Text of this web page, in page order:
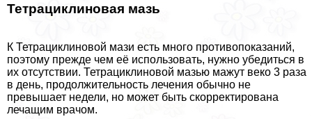
Тетрациклиновая мазь
К Тетрациклиновой мази есть много противопоказаний,
поэтому прежде чем её использовать, нужно убедиться в
их отсутствии. Тетрациклиновой мазью мажут веко 3 раза
в день, продолжительность лечения обычно не
превышает недели, но может быть скорректирована
лечащим врачом.